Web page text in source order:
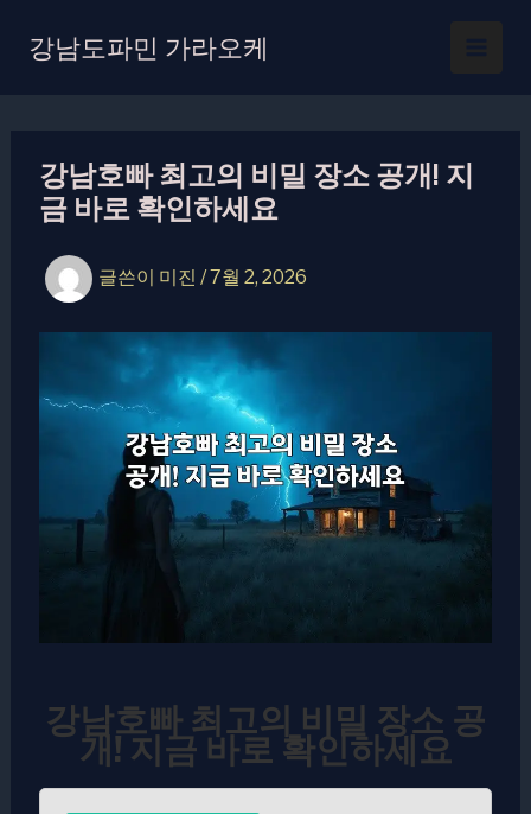
강남도파민 가라오케
강남호빠 최고의 비밀 장소 공개! 지
금 바로 확인하세요
글쓴이 미진 /7월 2, 2026
강남호빠 최고의 비밀 장소 공
개! 지금 바로 확인하세요